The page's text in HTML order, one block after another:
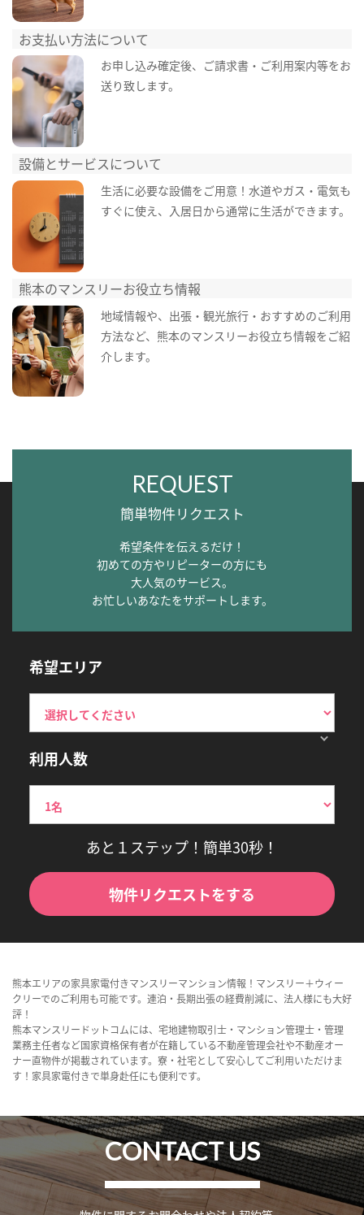
お支払い方法について
お申し込み確定後、ご請求書・ご利用案内等をお
送り致します。
設備とサービスについて
生活に必要な設備をご用意！水道やガス・電気も
すぐに使え、入居日から通常に生活ができます。
熊本のマンスリーお役立ち情報
地域情報や、出張・観光旅行・おすすめのご利用
方法など、熊本のマンスリーお役立ち情報をご紹
介します。
REQUEST
簡単物件リクエスト
希望条件を伝えるだけ！
初めての方やリピーターの方にも
大人気のサービス。
お忙しいあなたをサポートします。
希望エリア
利用人数
あと１ステップ！簡単30秒！
物件リクエストをする
熊本エリアの家具家電付きマンスリーマンション情報！マンスリー＋ウィー
クリーでのご利用も可能です。連泊・長期出張の経費削減に、法人様にも大好
評！
熊本マンスリードットコムには、宅地建物取引士・マンション管理士・管理
業務主任者など国家資格保有者が在籍している不動産管理会社や不動産オー
ナー直物件が掲載されています。寮・社宅として安心してご利用いただけま
す！家具家電付きで単身赴任にも便利です。
CONTACT US